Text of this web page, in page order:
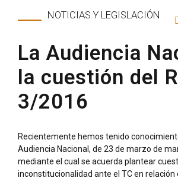
NOTICIAS Y LEGISLACIÓN
La Audiencia
la cuestión del
3/2016
Recientemente hemos tenido
Audiencia Nacional, de 23 de marzo de
mediante el cual se acuerda plantear
inconstitucionalidad ante el TC en relación